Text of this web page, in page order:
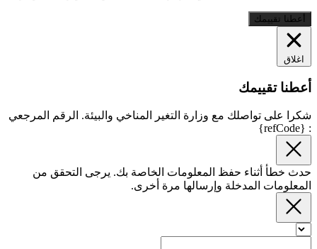
أعطنا تقييمك
اغلاق
أعطنا تقييمك
شكرا على تواصلك مع وزارة التغير المناخي والبيئة. الرقم المرجعي
: {refCode}
حدث خطأ أثناء حفظ المعلومات الخاصة بك. يرجى التحقق من
المعلومات المدخلة وإرسالها مرة أخرى.